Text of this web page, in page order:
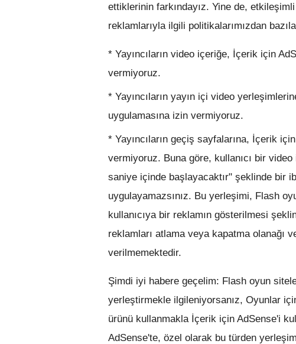
ettiklerinin farkındayız. Yine de,
reklamlarıyla ilgili politikalarımızdan
* Yayıncıların video içeriğe, İçerik için
vermiyoruz.
* Yayıncıların yayın içi video
uygulamasına izin vermiyoruz.
* Yayıncıların geçiş sayfalarına, İçerik
vermiyoruz. Buna göre, kullanıcı bir
saniye içinde başlayacaktır" şeklinde bir
uygulayamazsınız. Bu yerleşimi, Flash
kullanıcıya bir reklamın gösterilmesi
reklamları atlama veya kapatma olanağı
verilmemektedir.
Şimdi iyi habere geçelim: Flash oyun
yerleştirmekle ilgileniyorsanız, Oyunlar
ürünü kullanmakla İçerik için AdSense'i
AdSense'te, özel olarak bu türden